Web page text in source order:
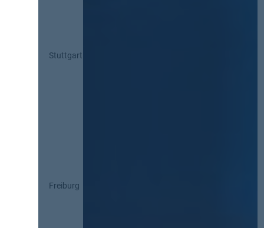
Stuttgart
Freiburg